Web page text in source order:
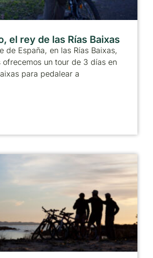
el rey de las Rías Baixas
de España, en las Rías Baixas,
ofrecemos un tour de 3 días en
para pedalear a